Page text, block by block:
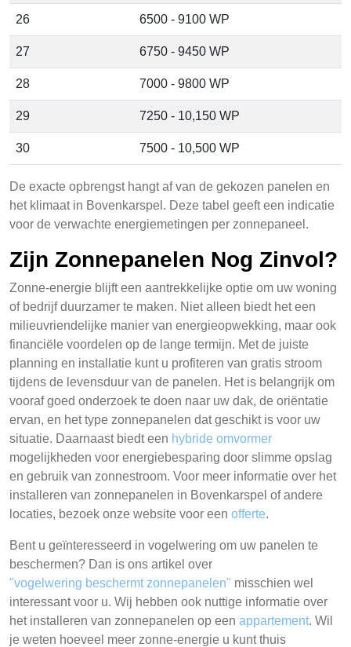
26 6500 - 9100 WP
27 6750 - 9450 WP
28 7000 - 9800 WP
29 7250 - 10,150 WP
30 7500 - 10,500 WP
De exacte opbrengst hangt af van de gekozen panelen en
het klimaat in Bovenkarspel. Deze tabel geeft een indicatie
voor de verwachte energiemetingen per zonnepaneel.
Zijn Zonnepanelen Nog Zinvol?
Zonne-energie blijft een aantrekkelijke optie om uw woning
of bedrijf duurzamer te maken. Niet alleen biedt het een
milieuvriendelijke manier van energieopwekking, maar ook
financiële voordelen op de lange termijn. Met de juiste
planning en installatie kunt u profiteren van gratis stroom
tijdens de levensduur van de panelen. Het is belangrijk om
vooraf goed onderzoek te doen naar uw dak, de oriëntatie
ervan, en het type zonnepanelen dat geschikt is voor uw
situatie. Daarnaast biedt een hybride omvormer
mogelijkheden voor energiebesparing door slimme opslag
en gebruik van zonnestroom. Voor meer informatie over het
installeren van zonnepanelen in Bovenkarspel of andere
locaties, bezoek onze website voor een offerte.
Bent u geïnteresseerd in vogelwering om uw panelen te
beschermen? Dan is ons artikel over
"vogelwering beschermt zonnepanelen" misschien wel
interessant voor u. Wij hebben ook nuttige informatie over
het installeren van zonnepanelen op een appartement. Wil
je weten hoeveel meer zonne-energie u kunt thuis